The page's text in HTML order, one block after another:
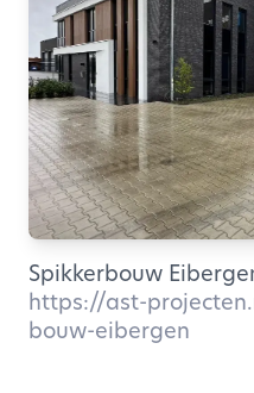
Spikkerbouw
https://ast-
bouw-eibergen